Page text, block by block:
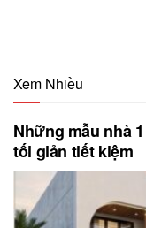
Xem Nhiều
Những mẫu nhà
tối giản tiết kiệm